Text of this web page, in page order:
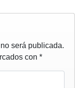
será publicada.
con *